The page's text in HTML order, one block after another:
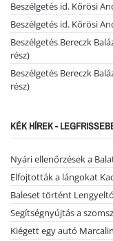
Beszélgetés id. Kőrösi
Beszélgetés id. Kőrösi
Beszélgetés Bereczk
rész)
Beszélgetés Bereczk
rész)
KÉK HÍREK -
Nyári ellenőrzések a
Elfojtották a lángokat
Baleset történt
Segítségnyújtás a
Kiégett egy autó